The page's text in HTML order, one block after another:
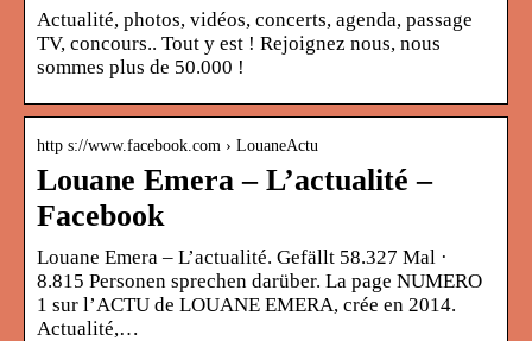
Actualité, photos, vidéos, concerts, agenda, passage
TV, concours.. Tout y est ! Rejoignez nous, nous
sommes plus de 50.000 !
http s://www.facebook.com › LouaneActu
Louane Emera – L’actualité –
Facebook
Louane Emera – L’actualité. Gefällt 58.327 Mal ·
8.815 Personen sprechen darüber. La page NUMERO
1 sur l’ACTU de LOUANE EMERA, crée en 2014.
Actualité,…